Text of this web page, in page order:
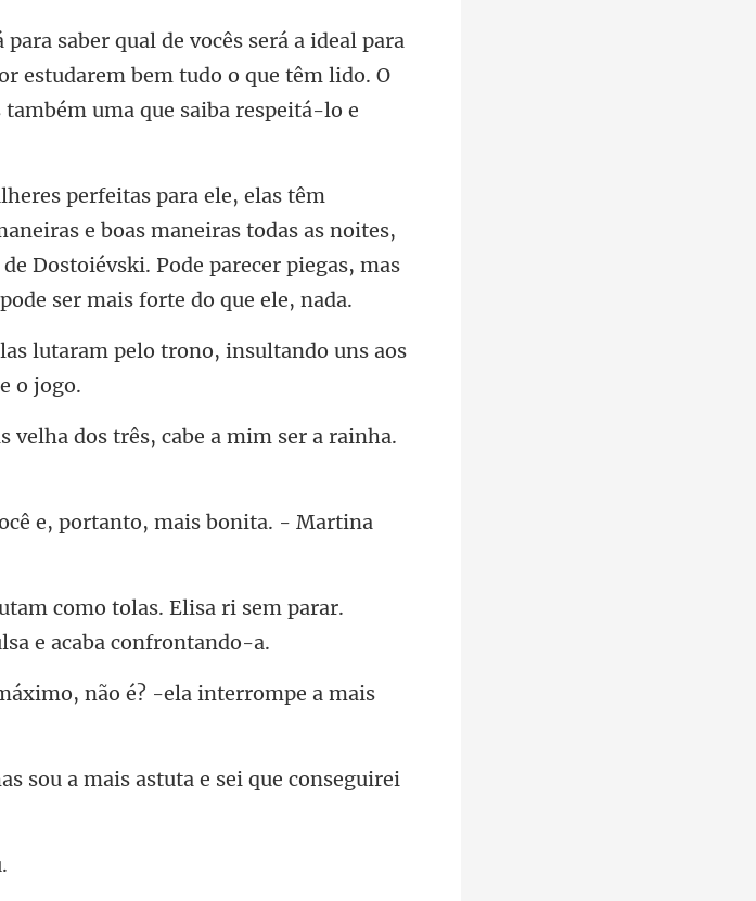
estudarem bem tudo o que têm lido. O
e boas maneiras todas as noites,
Dostoiévski.
taram pelo trono, insultando uns aos
velha dos três, cabe a mi
e, portanto, mais
o tolas. Elisa ri sem parar.
não é? -ela inte
sou a mais astuta e sei que